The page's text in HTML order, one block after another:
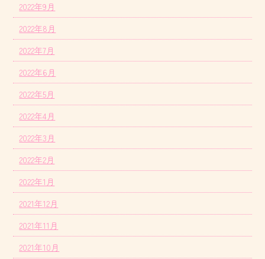
2022年9月
2022年8月
2022年7月
2022年6月
2022年5月
2022年4月
2022年3月
2022年2月
2022年1月
2021年12月
2021年11月
2021年10月